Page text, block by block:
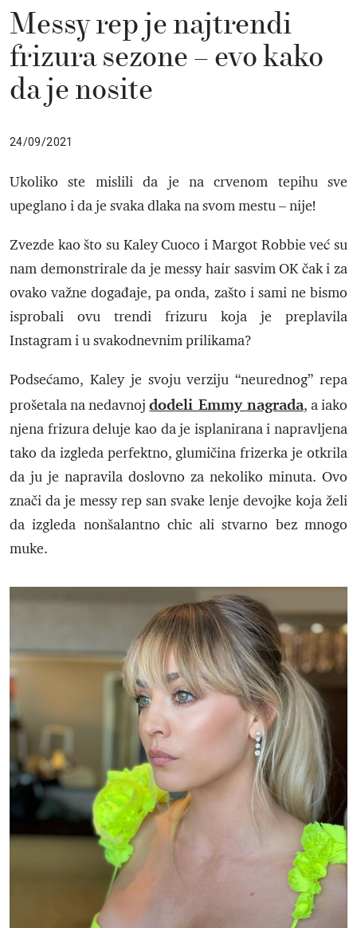
Messy rep je najtrendi
frizura sezone – evo kako
da je nosite
24/09/2021
Ukoliko ste mislili da je na crvenom tepihu sve
upeglano i da je svaka dlaka na svom mestu – nije!
Zvezde kao što su Kaley Cuoco i Margot Robbie već su
nam demonstrirale da je messy hair sasvim OK čak i za
ovako važne događaje, pa onda, zašto i sami ne bismo
isprobali ovu trendi frizuru koja je preplavila
Instagram i u svakodnevnim prilikama?
Podsećamo, Kaley je svoju verziju “neurednog” repa
prošetala na nedavnojdodeli Emmy nagrada, a iako
njena frizura deluje kao da je isplanirana i napravljena
tako da izgleda perfektno, glumičina frizerka je otkrila
da ju je napravila doslovno za nekoliko minuta. Ovo
znači da je messy rep san svake lenje devojke koja želi
da izgleda nonšalantno chic ali stvarno bez mnogo
muke.